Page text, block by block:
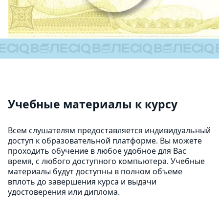
Учебные материалы к курсу
Всем слушателям предоставляется индивидуальный
доступ к образовательной платформе. Вы можете
проходить обучение в любое удобное для Вас
время, с любого доступного компьютера. Учебные
материалы будут доступны в полном объеме
вплоть до завершения курса и выдачи
удостоверения или диплома.